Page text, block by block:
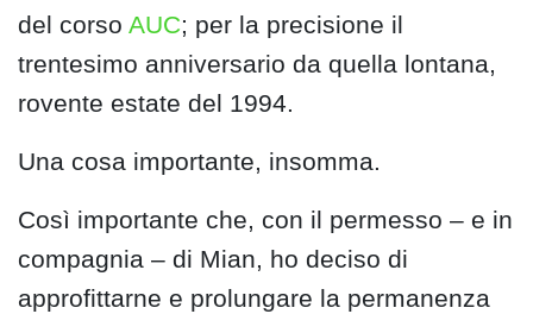
del corso AUC; per la precisione il
trentesimo anniversario da quella lontana,
rovente estate del 1994.
Una cosa importante, insomma.
Così importante che, con il permesso – e in
compagnia – di Mian, ho deciso di
approfittarne e prolungare la permanenza